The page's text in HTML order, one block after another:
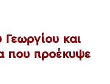
Γεωργίου και
που προέκυψε